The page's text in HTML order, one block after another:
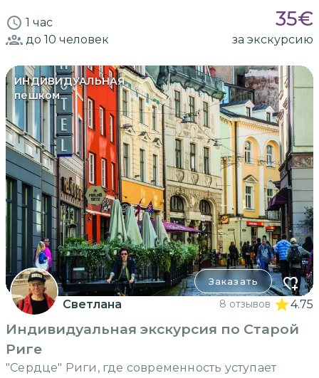
1 час 35€
до 10 человек за экскурсию
ИНДИВИДУАЛЬНАЯ
пешком
Заказать
Светлана 8 отзывов 4.75
Индивидуальная экскурсия по Старой
Риге
"Сердце" Риги, где современность уступает